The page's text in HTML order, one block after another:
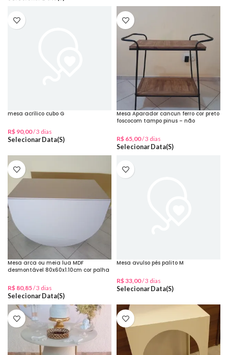
mesa acrílico cubo G
R$ 90,00/ 3 dias
Selecionar Data(s)
Mesa Aparador cancun ferro cor preto
foscocom tampo pinus – não
R$ 65,00/ 3 dias
Selecionar Data(s)
Mesa arca ou meia lua MDF
desmontável 80x60x1.10cm cor palha
R$ 80,85/ 3 dias
Selecionar Data(s)
Mesa avulso pés palito M
R$33,00/ 3 dias
Selecionar Data(s)